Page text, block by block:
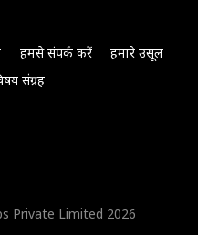
हमसे संपर्क करें
हमारे उसूल
संग्रह
Private Limited 2026